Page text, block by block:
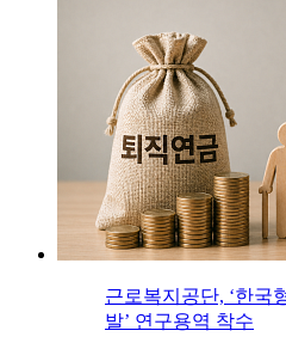
근로복지공단, ‘한국
발’ 연구용역 착수